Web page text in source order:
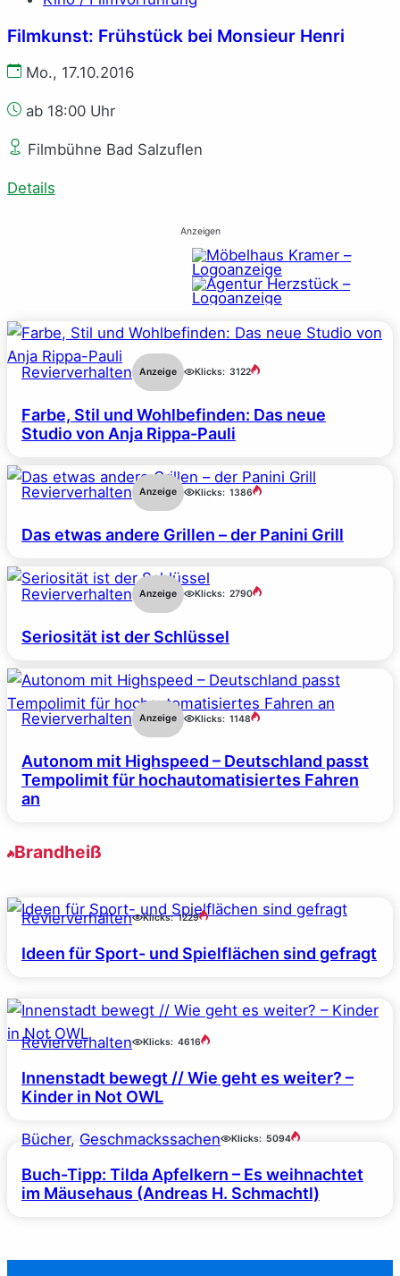
Filmkunst: Frühstück bei Monsieur Henri
Mo., 17.10.2016
ab 18:00 Uhr
Filmbühne Bad Salzuflen
Details
Anzeigen
Revierverhalten Anzeige Klicks: 3122
Farbe, Stil und Wohlbefinden: Das neue
Studio von Anja Rippa-Pauli
Revierverhalten Anzeige Klicks: 1386
Das etwas andere Grillen – der Panini Grill
Revierverhalten Anzeige Klicks: 2790
Seriosität ist der Schlüssel
Revierverhalten Anzeige Klicks: 1148
Autonom mit Highspeed – Deutschland passt
Tempolimit für hochautomatisiertes Fahren
an
Brandheiß
Revierverhalten Klicks: 1229
Ideen für Sport- und Spielflächen sind gefragt
Revierverhalten Klicks: 4616
Innenstadt bewegt // Wie geht es weiter? –
Kinder in Not OWL
Bücher, Geschmackssachen Klicks: 5094
Buch-Tipp: Tilda Apfelkern – Es weihnachtet
im Mäusehaus (Andreas H. Schmachtl)